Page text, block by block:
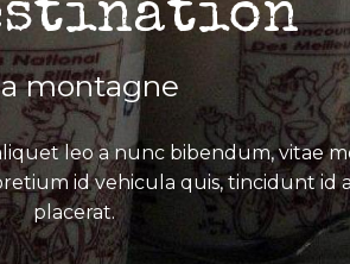
montagne
leo a nunc bibendum, vitae
id vehicula quis, tincidunt id
placerat.